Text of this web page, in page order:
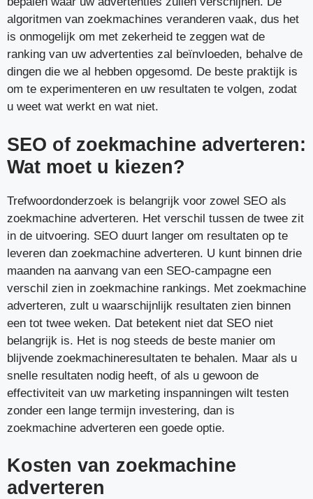
algoritmen van zoekmachines veranderen vaak, dus het
is onmogelijk om met zekerheid te zeggen wat de
ranking van uw advertenties zal beïnvloeden, behalve de
dingen die we al hebben opgesomd. De beste praktijk is
om te experimenteren en uw resultaten te volgen, zodat
u weet wat werkt en wat niet.
SEO of zoekmachine adverteren:
Wat moet u kiezen?
Trefwoordonderzoek is belangrijk voor zowel SEO als
zoekmachine adverteren. Het verschil tussen de twee zit
in de uitvoering. SEO duurt langer om resultaten op te
leveren dan zoekmachine adverteren. U kunt binnen drie
maanden na aanvang van een SEO-campagne een
verschil zien in zoekmachine rankings. Met zoekmachine
adverteren, zult u waarschijnlijk resultaten zien binnen
een tot twee weken. Dat betekent niet dat SEO niet
belangrijk is. Het is nog steeds de beste manier om
blijvende zoekmachineresultaten te behalen. Maar als u
snelle resultaten nodig heeft, of als u gewoon de
effectiviteit van uw marketing inspanningen wilt testen
zonder een lange termijn investering, dan is
zoekmachine adverteren een goede optie.
Kosten van zoekmachine
adverteren